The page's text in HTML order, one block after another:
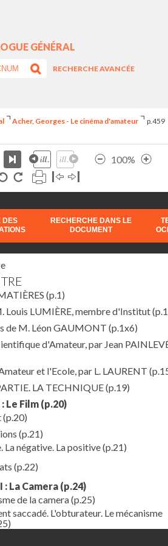
GÉNÉRAL
RECHERCHE AVANCÉE
Acher, Georges - Le cinéma d'amateur
p.459
100%
DES
RECHERCHE DANS LE
DOCUMENT
(p.1)
Louis LUMIÈRE, membre d'Institut
de M. Léon GAUMONT (p.1x6)
d'Amateur, par Jean
et l'Ecole, par L. LAURENT
LA TECHNIQUE(p.19)
Le Film (p.20)
(p.20)
(p.21)
La négative. La positive(p.21)
(p.22)
: La Camera (p.24)
de la camera(p.25)
saccadé. L'obturateur. Le mécanisme